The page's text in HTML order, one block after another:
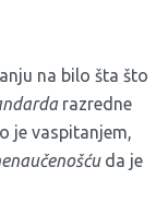
na bilo šta što
razredne
je vaspitanjem,
da je